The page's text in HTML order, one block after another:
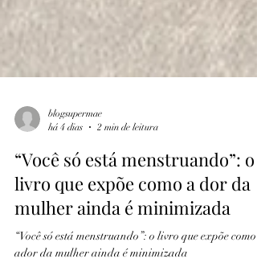
blogsupermae
há 4 dias
2 min de leitura
“Você só está menstruando”: o
livro que expõe como a dor da
mulher ainda é minimizada